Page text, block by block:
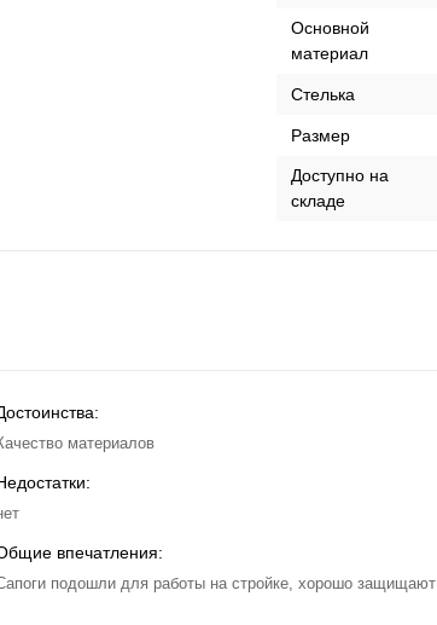
Оcновной
материал
Стелька
Размер
Доступно на
складе
материалов
впечатления:
подошли для работы на стройке, хорошо защищают